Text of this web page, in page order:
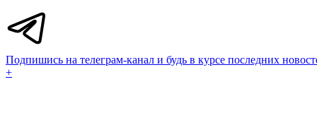
Подпишись на телеграм-канал и будь в курсе последних
+